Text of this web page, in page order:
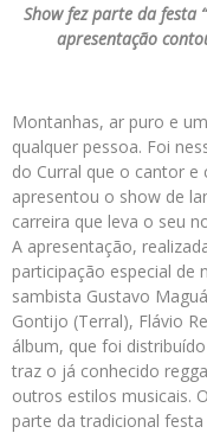
Show fez parte da festa
apresentação
Montanhas, ar puro e
qualquer pessoa. Foi
do Curral que o cantor
apresentou o show de
carreira que leva o seu
A apresentação,
participação especial de
sambista Gustavo
Gontijo (Terral), Flávio
álbum, que foi
traz o já conhecido
outros estilos musicais.
parte da tradicional festa